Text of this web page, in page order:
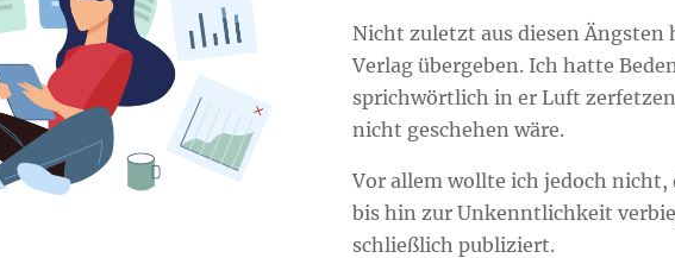
Nicht zuletzt aus diesen Ängsten
Verlag übergeben. Ich hatte
sprichwörtlich in er Luft
nicht geschehen wäre.
Vor allem wollte ich jedoch nicht,
bis hin zur Unkenntlichkeit
schließlich publiziert.